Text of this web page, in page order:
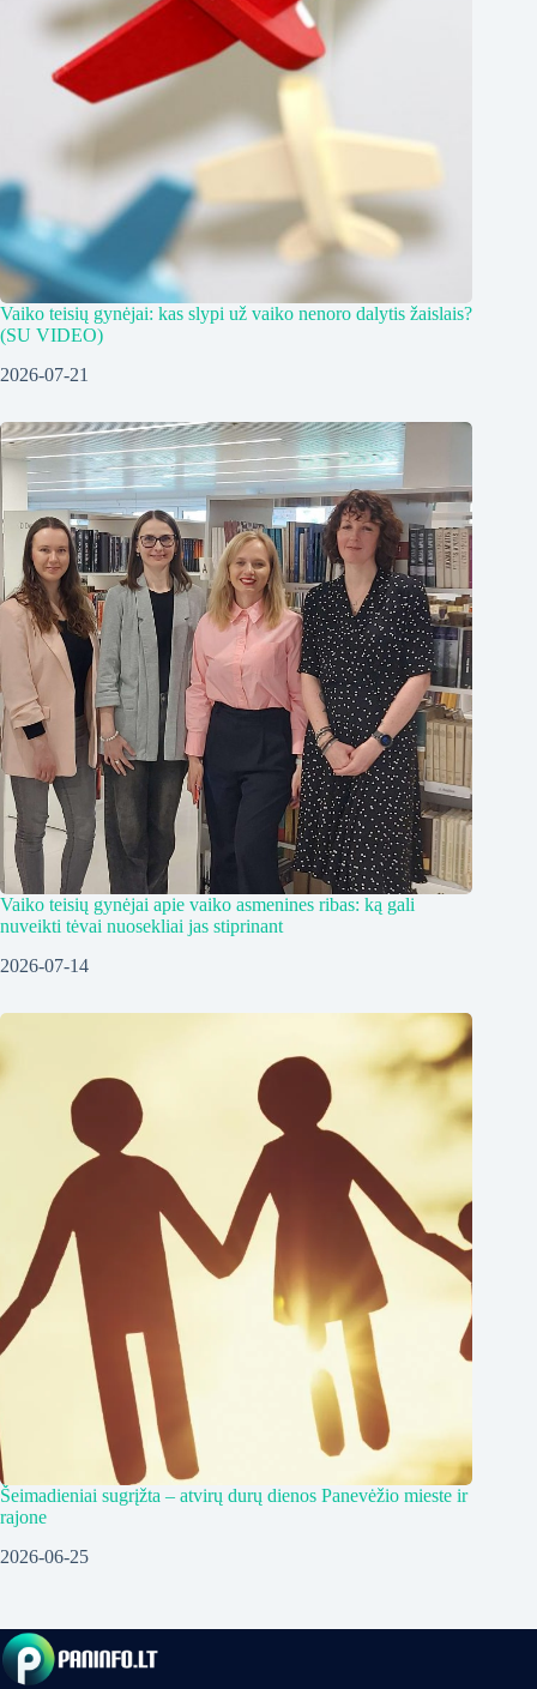
Vaiko teisių gynėjai: kas slypi už vaiko nenoro dalytis žaislais?
(SU VIDEO)
2026-07-21
Vaiko teisių gynėjai apie vaiko asmenines ribas: ką gali
nuveikti tėvai nuosekliai jas stiprinant
2026-07-14
Šeimadieniai sugrįžta – atvirų durų dienos Panevėžio mieste ir
rajone
2026-06-25